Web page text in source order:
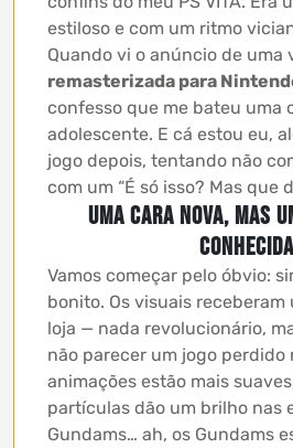
estiloso e com um ritmo
Quando vi o anúncio de uma
remasterizada para
confesso que me bateu uma
adolescente. E cá estou eu,
jogo depois, tentando não
com um “É só isso? Mas que
Uma cara nova, mas
conhecida
Vamos começar pelo óbvio:
bonito. Os visuais
loja — nada revolucionário,
não parecer um jogo perdido
animações estão mais
partículas dão um brilho nas
Gundams… ah, os Gundams